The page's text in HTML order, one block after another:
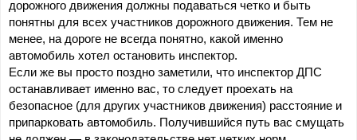
дорожного движения должны подаваться четко и быть
понятны для всех участников дорожного движения. Тем не
менее, на дороге не всегда понятно, какой именно
автомобиль хотел остановить инспектор.
Если же вы просто поздно заметили, что инспектор ДПС
останавливает именно вас, то следует проехать на
безопасное (для других участников движения) расстояние и
припарковать автомобиль. Получившийся путь вас смущать